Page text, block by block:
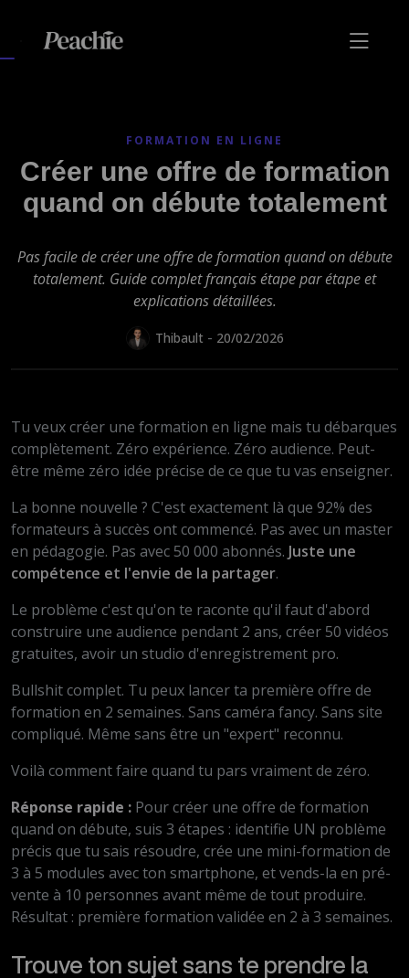
FORMATION EN LIGNE
Créer une offre de formation
quand on débute totalement
Pas facile de créer une offre de formation quand on débute
totalement. Guide complet français étape par étape et
explications détaillées.
Thibault - 20/02/2026
Tu veux créer une formation en ligne mais tu débarques
complètement. Zéro expérience. Zéro audience. Peut-
être même zéro idée précise de ce que tu vas enseigner.
La bonne nouvelle ? C'est exactement là que 92% des
formateurs à succès ont commencé. Pas avec un master
en pédagogie. Pas avec 50 000 abonnés. Juste une
compétence et l'envie de la partager.
Le problème c'est qu'on te raconte qu'il faut d'abord
construire une audience pendant 2 ans, créer 50 vidéos
gratuites, avoir un studio d'enregistrement pro.
Bullshit complet. Tu peux lancer ta première offre de
formation en 2 semaines. Sans caméra fancy. Sans site
compliqué. Même sans être un "expert" reconnu.
Voilà comment faire quand tu pars vraiment de zéro.
Réponse rapide : Pour créer une offre de formation
quand on débute, suis 3 étapes : identifie UN problème
précis que tu sais résoudre, crée une mini-formation de
3 à 5 modules avec ton smartphone, et vends-la en pré-
vente à 10 personnes avant même de tout produire.
Résultat : première formation validée en 2 à 3 semaines.
Trouve ton sujet sans te prendre la